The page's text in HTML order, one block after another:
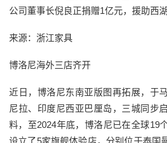
公司董事长倪良正捐赠1亿元，援助西
来源：浙江家具
博洛尼海外三店齐开
近日，博洛尼东南亚版图再拓展，于
尼拉、印度尼西亚巴厘岛，三城同步
料，至2024年底，博洛尼已在全球19
设立了5家旗舰体验店，分别位于泰国